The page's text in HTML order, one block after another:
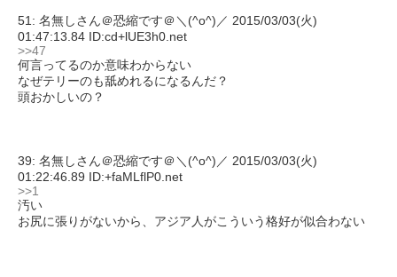
51: 名無しさん＠恐縮です＠＼(^o^)／ 2015/03/03(火)
01:47:13.84 ID:cd+lUE3h0.net
>>47
何言ってるのか意味わからない
なぜテリーのも舐めれるになるんだ？
頭おかしいの？
39: 名無しさん＠恐縮です＠＼(^o^)／ 2015/03/03(火)
01:22:46.89 ID:+faMLflP0.net
>>1
汚い
お尻に張りがないから、アジア人がこういう格好が似合わない